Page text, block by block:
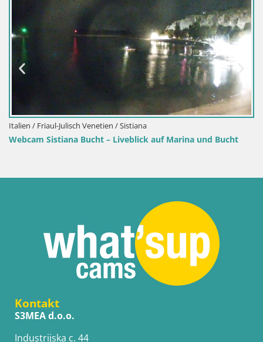
Italien / Friaul-Julisch Venetien / Sistiana
Webcam Sistiana Bucht – Liveblick auf Marina und Bucht
Kontakt
S3MEA d.o.o.
Industrijska c. 44